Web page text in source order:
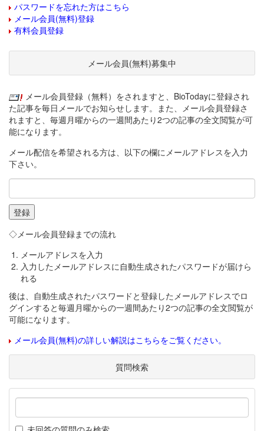
パスワードを忘れた方はこちら
メール会員(無料)登録
有料会員登録
メール会員(無料)募集中
メール会員登録（無料）をされますと、BioTodayに登録され
た記事を毎日メールでお知らせします。また、メール会員登録さ
れますと、毎週月曜からの一週間あたり2つの記事の全文閲覧が可
能になります。
メール配信を希望される方は、以下の欄にメールアドレスを入力
下さい。
◇メール会員登録までの流れ
メールアドレスを入力
入力したメールアドレスに自動生成されたパスワードが届けら
れる
後は、自動生成されたパスワードと登録したメールアドレスでロ
グインすると毎週月曜からの一週間あたり2つの記事の全文閲覧が
可能になります。
メール会員(無料)の詳しい解説はこちらをご覧ください。
質問検索